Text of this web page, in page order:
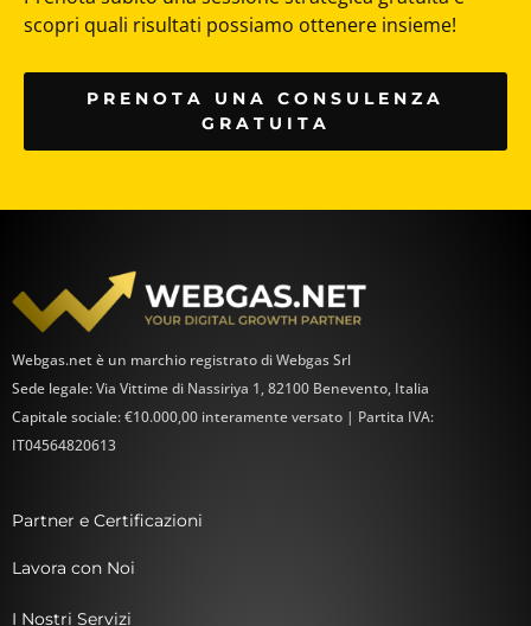
scopri quali risultati possiamo ottenere insieme!
PRENOTA UNA CONSULENZA
GRATUITA
Webgas.net è un marchio registrato di Webgas Srl
Sede legale: Via Vittime di Nassiriya 1, 82100 Benevento, Italia
Capitale sociale: €10.000,00 interamente versato | Partita IVA:
IT04564820613
Partner e Certificazioni
Lavora con Noi
I Nostri Servizi